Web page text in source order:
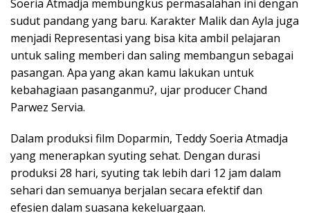
Soeria Atmadja membungkus permasalahan ini dengan
sudut pandang yang baru. Karakter Malik dan Ayla juga
menjadi Representasi yang bisa kita ambil pelajaran
untuk saling memberi dan saling membangun sebagai
pasangan. Apa yang akan kamu lakukan untuk
kebahagiaan pasanganmu?, ujar producer Chand
Parwez Servia.
Dalam produksi film Doparmin, Teddy Soeria Atmadja
yang menerapkan syuting sehat. Dengan durasi
produksi 28 hari, syuting tak lebih dari 12 jam dalam
sehari dan semuanya berjalan secara efektif dan
efesien dalam suasana kekeluargaan.